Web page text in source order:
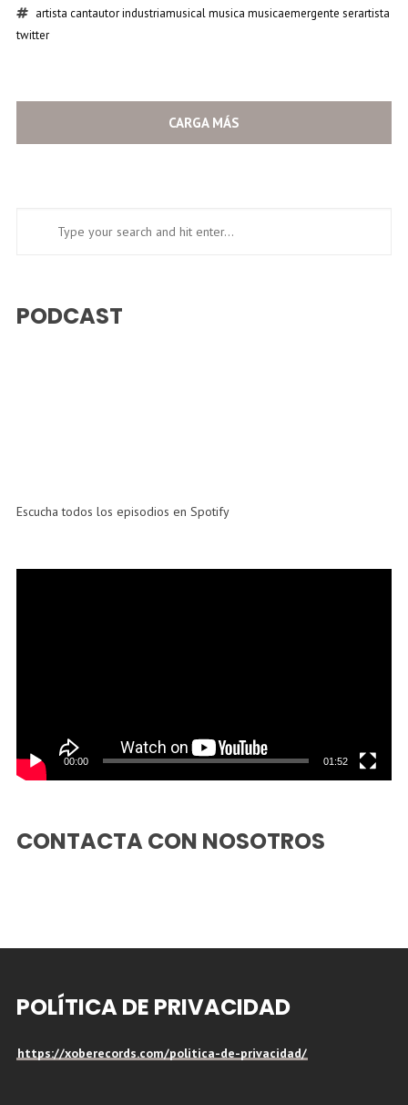
artista cantautorindustriamusicalmusica musicaemergente serartista
twitter
CARGA MÁS
PODCAST
Escucha todos los episodios en Spotify
00:00 01:52
CONTACTA CON NOSOTROS
POLÍTICA DE PRIVACIDAD
https://xoberecords.com/politica-de-privacidad/